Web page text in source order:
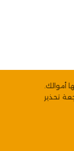
أموالك.
تحذير